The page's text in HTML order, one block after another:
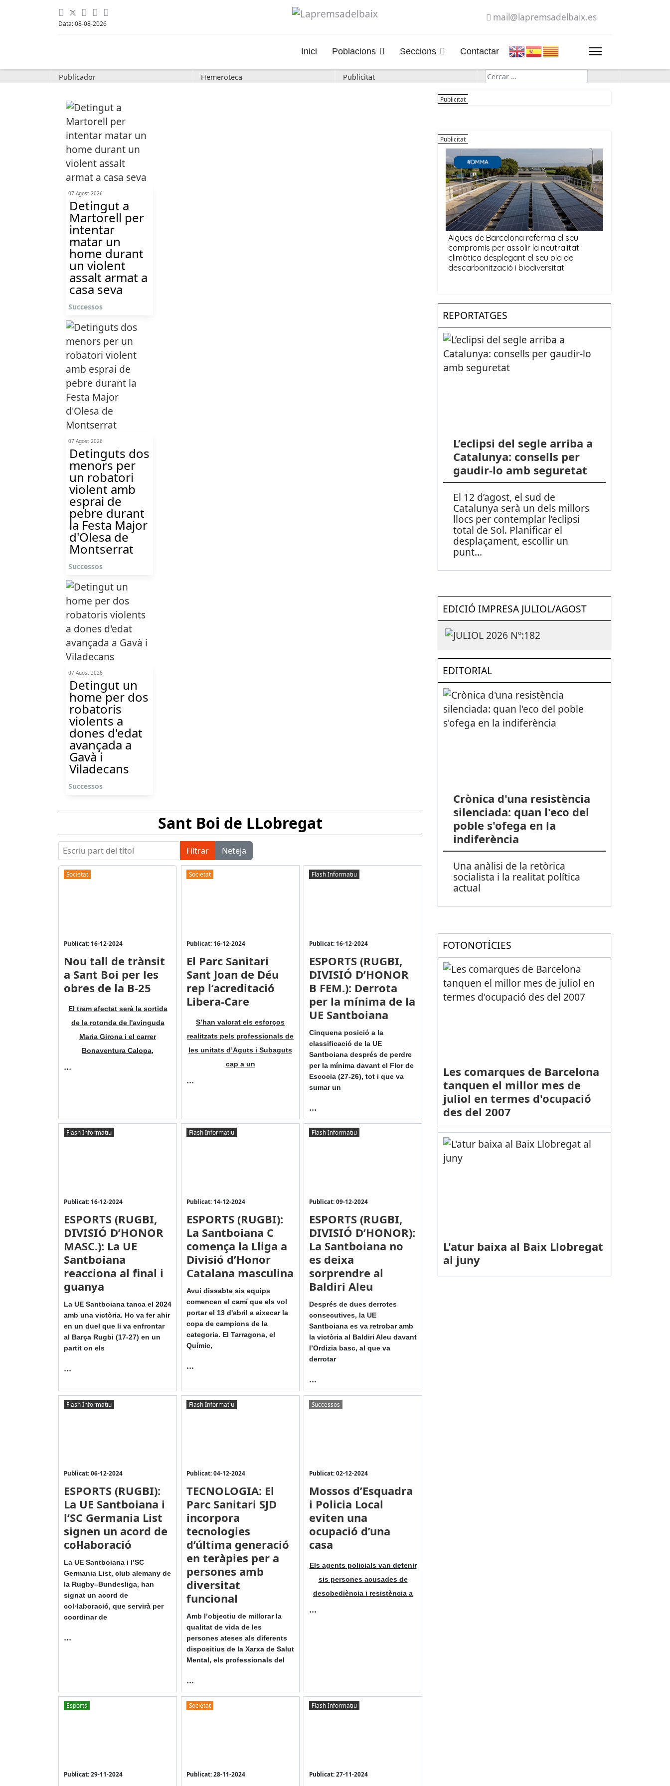
Data: 08-08-2026
mail@lapremsadelbaix.es
Inici Poblacions Seccions Contactar
Publicador Hemeroteca Publicitat Cerca
07 Agost 2026
Detingut a
Martorell per
intentar
matar un
home durant
un violent
assalt armat a
casa seva
Successos
07 Agost 2026
Detinguts dos
menors per
un robatori
violent amb
esprai de
pebre durant
la Festa Major
d'Olesa de
Montserrat
Successos
07 Agost 2026
Detingut un
home per dos
robatoris
violents a
dones d'edat
avançada a
Gavà i
Viladecans
Successos
Sant Boi de LLobregat
Escriu part del títol Filtrar Neteja
Societat
Publicat: 16-12-2024
Nou tall de trànsit
a Sant Boi per les
obres de la B-25
El tram afectat serà la sortida
de la rotonda de l'avinguda
Maria Girona i el carrer
Bonaventura Calopa,
...
Societat
Publicat: 16-12-2024
El Parc Sanitari
Sant Joan de Déu
rep l’acreditació
Libera-Care
S’han valorat els esforços
realitzats pels professionals de
les unitats d’Aguts i Subaguts
cap a un
...
Flash Informatiu
Publicat: 16-12-2024
ESPORTS (RUGBI,
DIVISIÓ D’HONOR
B FEM.): Derrota
per la mínima de la
UE Santboiana
Cinquena posició a la
classificació de la UE
Santboiana després de perdre
per la mínima davant el Flor de
Escocia (27-26), tot i que va
sumar un
...
Flash Informatiu
Publicat: 16-12-2024
ESPORTS (RUGBI,
DIVISIÓ D’HONOR
MASC.): La UE
Santboiana
reacciona al final i
guanya
La UE Santboiana tanca el 2024
amb una victòria. Ho va fer ahir
en un duel que li va enfrontar
al Barça Rugbi (17-27) en un
partit on els
...
Flash Informatiu
Publicat: 14-12-2024
ESPORTS (RUGBI):
La Santboiana C
comença la Lliga a
Divisió d’Honor
Catalana masculina
Avui dissabte sis equips
comencen el camí que els vol
portar el 13 d'abril a aixecar la
copa de campions de la
categoria. El Tarragona, el
Químic,
...
Flash Informatiu
Publicat: 09-12-2024
ESPORTS (RUGBI,
DIVISIÓ D’HONOR):
La Santboiana no
es deixa
sorprendre al
Baldiri Aleu
Després de dues derrotes
consecutives, la UE
Santboiana es va retrobar amb
la victòria al Baldiri Aleu davant
l’Ordizia basc, al que va
derrotar
...
Flash Informatiu
Publicat: 06-12-2024
ESPORTS (RUGBI):
La UE Santboiana i
l’SC Germania List
signen un acord de
col·laboració
La UE Santboiana i l’SC
Germania List, club alemany de
la Rugby–Bundesliga, han
signat un acord de
col·laboració, que servirà per
coordinar de
...
Flash Informatiu
Publicat: 04-12-2024
TECNOLOGIA: El
Parc Sanitari SJD
incorpora
tecnologies
d’última generació
en teràpies per a
persones amb
diversitat
funcional
Amb l’objectiu de millorar la
qualitat de vida de les
persones ateses als diferents
dispositius de la Xarxa de Salut
Mental, els professionals del
...
Successos
Publicat: 02-12-2024
Mossos d’Esquadra
i Policia Local
eviten una
ocupació d’una
casa
Els agents policials van detenir
sis persones acusades de
desobediència i resistència a
...
Esports
Publicat: 29-11-2024
Societat
Publicat: 28-11-2024
Flash Informatiu
Publicat: 27-11-2024
REPORTATGES
L’eclipsi del segle arriba a
Catalunya: consells per
gaudir-lo amb seguretat
El 12 d’agost, el sud de
Catalunya serà un dels millors
llocs per contemplar l’eclipsi
total de Sol. Planificar el
desplaçament, escollir un
punt...
EDICIÓ IMPRESA JULIOL/AGOST
EDITORIAL
Crònica d'una resistència
silenciada: quan l'eco del
poble s'ofega en la
indiferència
Una anàlisi de la retòrica
socialista i la realitat política
actual
FOTONOTÍCIES
Les comarques de Barcelona
tanquen el millor mes de
juliol en termes d'ocupació
des del 2007
L'atur baixa al Baix Llobregat
al juny